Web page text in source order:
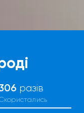
разів